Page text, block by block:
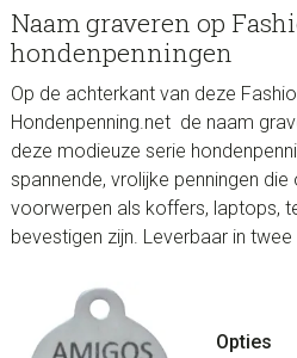
Naam graveren op
hondenpenningen
Op de achterkant van deze
Hondenpenning.net de naam
deze modieuze serie
spannende, vrolijke penningen
voorwerpen als koffers, laptops,
bevestigen zijn. Leverbaar in
Opties